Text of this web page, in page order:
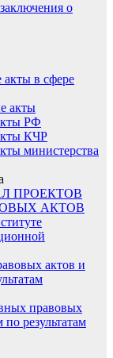
о
в сфере
акты
РФ
КЧР
министерства
ПРОЕКТОВ
АКТОВ
актов и
правовых
результатам